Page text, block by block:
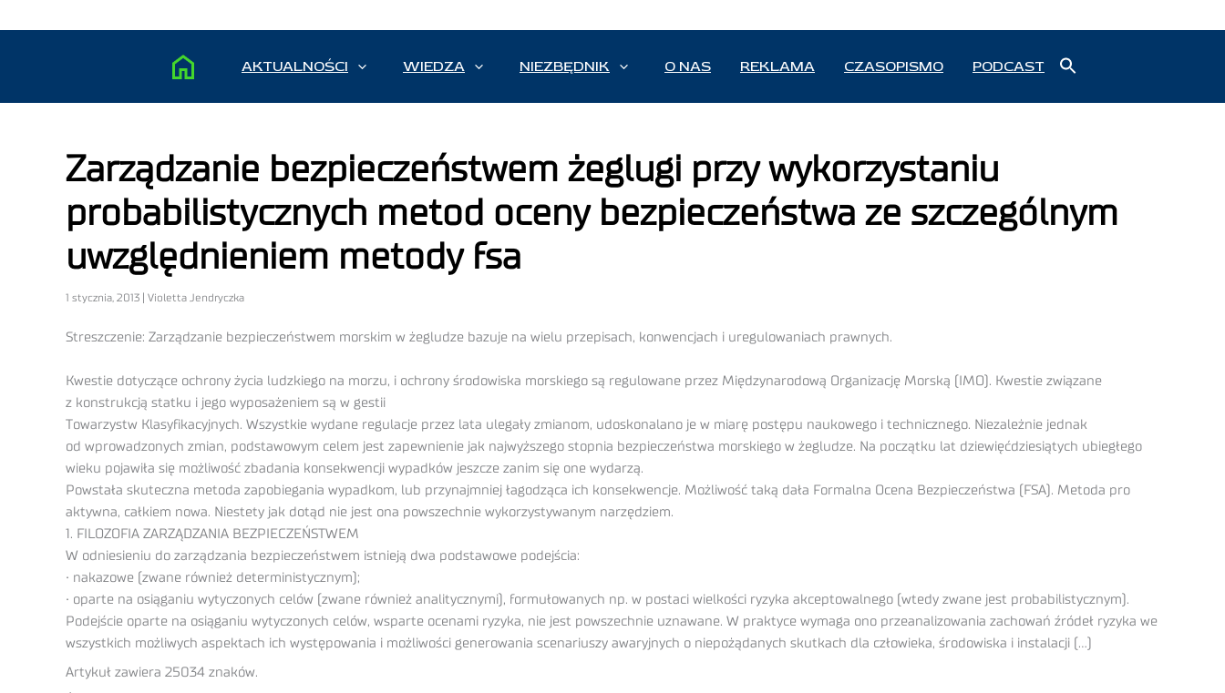
AKTUALNOŚCI WIEDZA NIEZBĘDNIK O NAS REKLAMA CZASOPISMO PODCAST
Zarządzanie bezpieczeństwem żeglugi przy wykorzystaniu
probabilistycznych metod oceny bezpieczeństwa ze szczególnym
uwzględnieniem metody fsa
1 stycznia, 2013 | Violetta Jendryczka
Streszczenie: Zarządzanie bezpieczeństwem morskim w żegludze bazuje na wielu przepisach, konwencjach i uregulowaniach prawnych.
Kwestie dotyczące ochrony życia ludzkiego na morzu, i ochrony środowiska morskiego są regulowane przez Międzynarodową Organizację Morską (IMO). Kwestie związane
z konstrukcją statku i jego wyposażeniem są w gestii
Towarzystw Klasyfikacyjnych. Wszystkie wydane regulacje przez lata ulegały zmianom, udoskonalano je w miarę postępu naukowego i technicznego. Niezależnie jednak
od wprowadzonych zmian, podstawowym celem jest zapewnienie jak najwyższego stopnia bezpieczeństwa morskiego w żegludze. Na początku lat dziewięćdziesiątych ubiegłego
wieku pojawiła się możliwość zbadania konsekwencji wypadków jeszcze zanim się one wydarzą.
Powstała skuteczna metoda zapobiegania wypadkom, lub przynajmniej łagodząca ich konsekwencje. Możliwość taką dała Formalna Ocena Bezpieczeństwa (FSA). Metoda pro
aktywna, całkiem nowa. Niestety jak dotąd nie jest ona powszechnie wykorzystywanym narzędziem.
1. FILOZOFIA ZARZĄDZANIA BEZPIECZEŃSTWEM
W odniesieniu do zarządzania bezpieczeństwem istnieją dwa podstawowe podejścia:
• nakazowe (zwane również deterministycznym);
• oparte na osiąganiu wytyczonych celów (zwane również analitycznymi), formułowanych np. w postaci wielkości ryzyka akceptowalnego (wtedy zwane jest probabilistycznym).
Podejście oparte na osiąganiu wytyczonych celów, wsparte ocenami ryzyka, nie jest powszechnie uznawane. W praktyce wymaga ono przeanalizowania zachowań źródeł ryzyka we
wszystkich możliwych aspektach ich występowania i możliwości generowania scenariuszy awaryjnych o niepożądanych skutkach dla człowieka, środowiska i instalacji (…)
Artykuł zawiera 25034 znaków.